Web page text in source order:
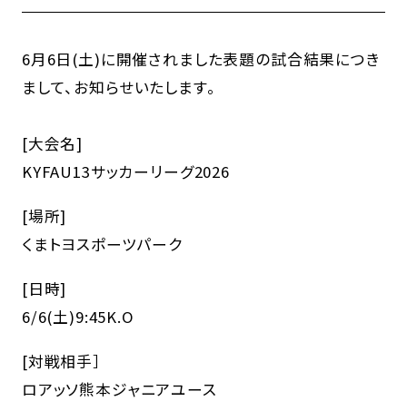
6月6日(土)に開催されました表題の試合結果につき
まして、お知らせいたします。
[大会名]
KYFAU13サッカーリーグ2026
[場所]
くまトヨスポーツパーク
[日時]
6/6(土)9:45K.O
[対戦相手］
ロアッソ熊本ジャニアユース